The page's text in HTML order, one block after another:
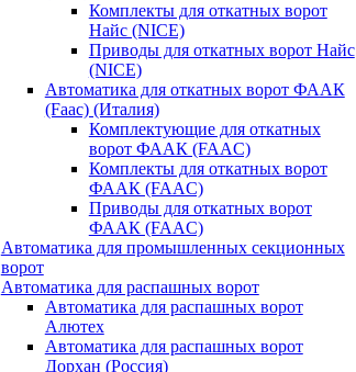
Комплекты для откатных ворот
Найс (NICE)
Приводы для откатных ворот Найс
(NICE)
Автоматика для откатных ворот ФААК
(Faac) (Италия)
Комплектующие для откатных
ворот ФААК (FAAC)
Комплекты для откатных ворот
ФААК (FAAC)
Приводы для откатных ворот
ФААК (FAAC)
Автоматика для промышленных секционных
ворот
Автоматика для распашных ворот
Автоматика для распашных ворот
Алютех
Автоматика для распашных ворот
Дорхан (Россия)